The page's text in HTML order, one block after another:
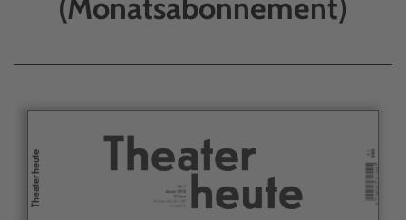
(Monatsabonnement)